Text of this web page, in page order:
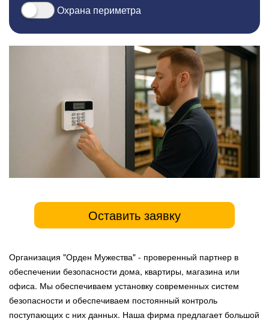
Охрана периметра
Оставить заявку
Организация "Орден Мужества" - проверенный партнер в
обеспечении безопасности дома, квартиры, магазина или
офиса. Мы обеспечиваем установку современных систем
безопасности и обеспечиваем постоянный контроль
поступающих с них данных. Наша фирма предлагает большой